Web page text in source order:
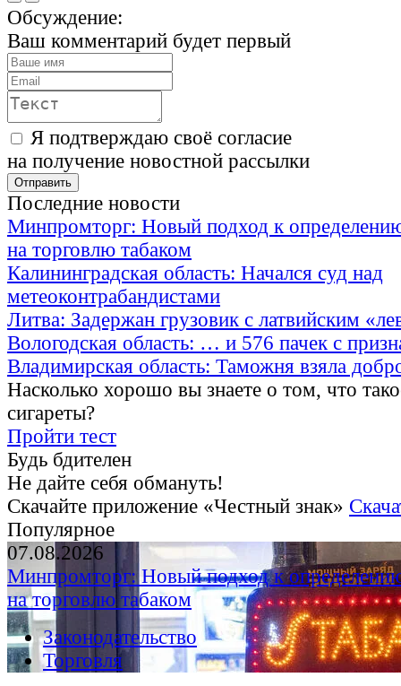
Обсуждение:
Ваш комментарий будет первый
Я подтверждаю своё согласие
на получение новостной рассылки
Последние новости
Минпромторг: Новый подход к
на торговлю табаком
Калининградская область: Начался суд над
метеоконтрабандистами
Литва: Задержан грузовик с латвийским
Вологодская область: … и 576 пачек с
Владимирская область: Таможня взяла
Насколько хорошо вы знаете о том, что
сигареты?
Пройти тест
Будь бдителен
Не дайте себя обмануть!
Скачайте приложение «Честный знак»
Популярное
07.08.2026
Минпромторг: Новый подход к
на торговлю табаком
Законодательство
Торговля